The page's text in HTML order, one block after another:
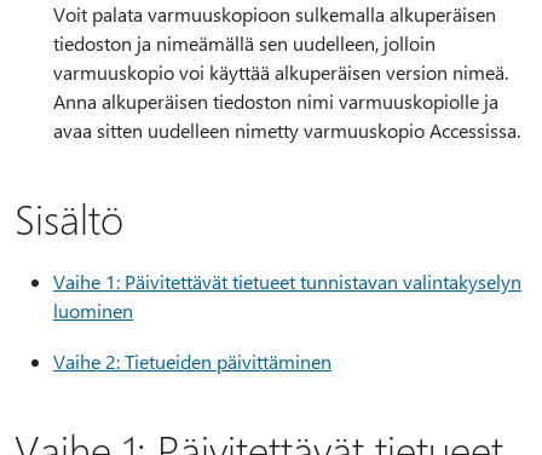
Voit palata varmuuskopioon sulkemalla alkuperäisen
tiedoston ja nimeämällä sen uudelleen, jolloin
varmuuskopio voi käyttää alkuperäisen version nimeä.
Anna alkuperäisen tiedoston nimi varmuuskopiolle ja
avaa sitten uudelleen nimetty varmuuskopio Accessissa.
Sisältö
Vaihe 1: Päivitettävät tietueet tunnistavan valintakyselyn
luominen
Vaihe 2: Tietueiden päivittäminen